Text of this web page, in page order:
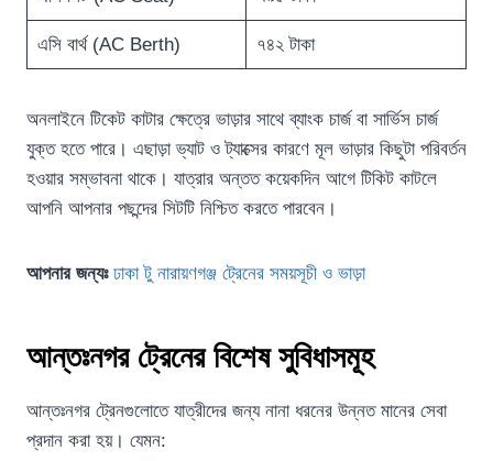
এসি বার্থ (AC Berth) ৭৪২ টাকা
অনলাইনে টিকেট কাটার ক্ষেত্রে ভাড়ার সাথে ব্যাংক চার্জ বা সার্ভিস চার্জ
যুক্ত হতে পারে। এছাড়া ভ্যাট ও ট্যাক্সের কারণে মূল ভাড়ার কিছুটা পরিবর্তন
হওয়ার সম্ভাবনা থাকে। যাত্রার অন্তত কয়েকদিন আগে টিকিট কাটলে
আপনি আপনার পছন্দের সিটটি নিশ্চিত করতে পারবেন।
আপনার জন্যঃ ঢাকা টু নারায়ণগঞ্জ ট্রেনের সময়সূচী ও ভাড়া
আন্তঃনগর ট্রেনের বিশেষ সুবিধাসমূহ
আন্তঃনগর ট্রেনগুলোতে যাত্রীদের জন্য নানা ধরনের উন্নত মানের সেবা
প্রদান করা হয়। যেমন: